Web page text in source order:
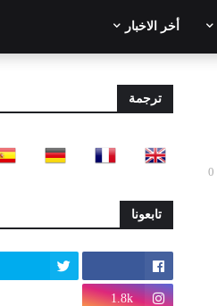
أخر الاخبار
0
ترجمة
تابعونا
1.8k